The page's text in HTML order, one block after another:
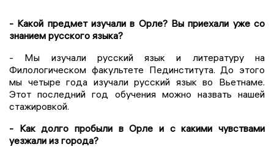
- Какой предмет изучали в Орле? Вы приехали уже со
знанием русского языка?
- Мы изучали русский язык и литературу на
Филологическом факультете Пединститута. До этого
мы четыре года изучали русский язык во Вьетнаме.
Этот последний год обучения можно назвать нашей
стажировкой.
- Как долго пробыли в Орле и с какими чувствами
уезжали из города?